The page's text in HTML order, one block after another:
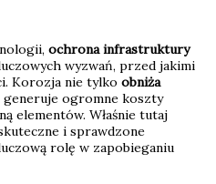
ochrona infrastruktury
wyzwań, przed jakimi
Korozja nie tylko obniża
generuje ogromne koszty
elementów. Właśnie tutaj
i sprawdzone
rolę w zapobieganiu